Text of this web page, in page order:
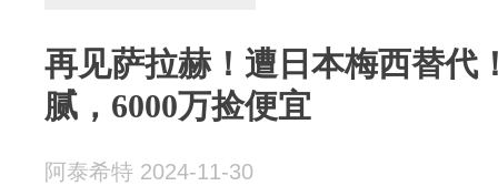
再见萨拉赫！遭日本梅西替代
腻，6000万捡便宜
阿泰希特 2024-11-30